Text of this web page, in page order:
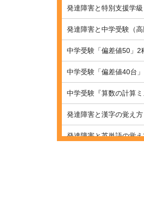
発達障害と特別支援学級
発達障害と中学受験（高
中学受験「偏差値50」2
中学受験「偏差値40台
中学受験『算数の計算
発達障害と漢字の覚え方
発達障害と英単語の覚
発達障害とWISC知能検